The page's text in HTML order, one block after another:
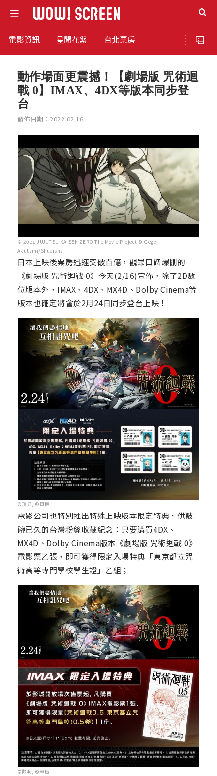
電影資訊 星聞花絮 台北票房
動作場面更震撼！【劇場版 咒術迴
戰 0】IMAX、4DX等版本同步登
台
發佈日期：2022-02-16
© 2021 JUJUTSU KAISEN ZERO The Movie Project © Gege
Akutami/Shueisha
日本上映後票房迅速突破百億，觀眾口碑爆棚的
《劇場版 咒術迴戰 0》今天(2/16)宣佈，除了2D數
位版本外，IMAX、4DX、MX4D、Dolby Cinema等
版本也確定將會於2月24日同步登台上映！
©羚邦, ©車庫
電影公司也特別推出特殊上映版本限定特典，供敲
碗已久的台灣粉絲收藏紀念：只要購買4DX、
MX4D、Dolby Cinema版本《劇場版 咒術迴戰 0》
電影票乙張，即可獲得限定入場特典「東京都立咒
術高等專門學校學生證」乙組；
©羚邦, ©車庫